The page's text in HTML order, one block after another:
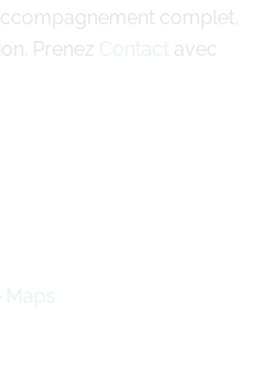
complet,
Prenez Contact avec
Maps